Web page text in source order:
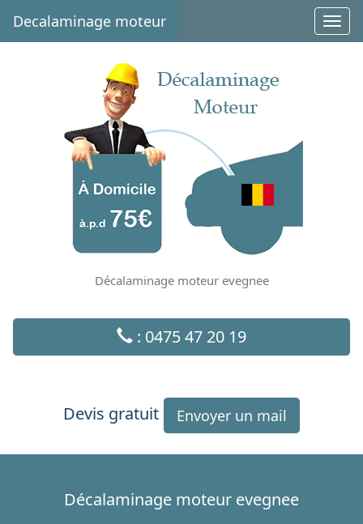
Decalaminage moteur
Décalaminage moteur evegnee
: 0475 47 20 19
Devis gratuit Envoyer un mail
Décalaminage moteur evegnee